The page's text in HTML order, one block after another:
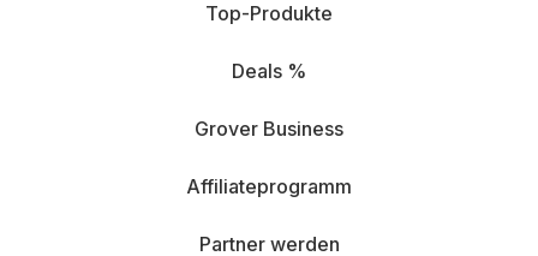
Top-Produkte
Deals %
Grover Business
Affiliateprogramm
Partner werden